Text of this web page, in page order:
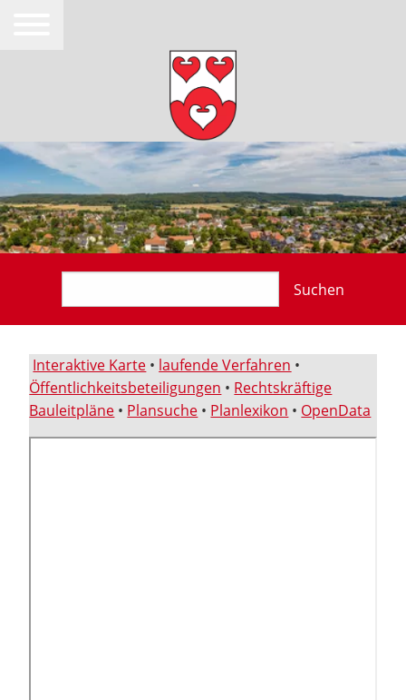
Suchen
Interaktive Karte • laufende Verfahren •
Öffentlichkeitsbeteiligungen • Rechtskräftige
Bauleitpläne • Plansuche • Planlexikon • OpenData